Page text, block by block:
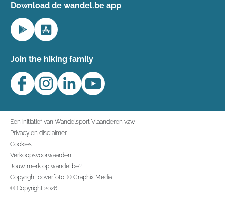
Download de wandel.be app
Join the hiking family
Een initiatief van Wandelsport Vlaanderen vzw
Privacy en disclaimer
Cookies
Verkoopsvoorwaarden
Jouw merk op wandel.be?
Copyright coverfoto: © Graphix Media
© Copyright 2026